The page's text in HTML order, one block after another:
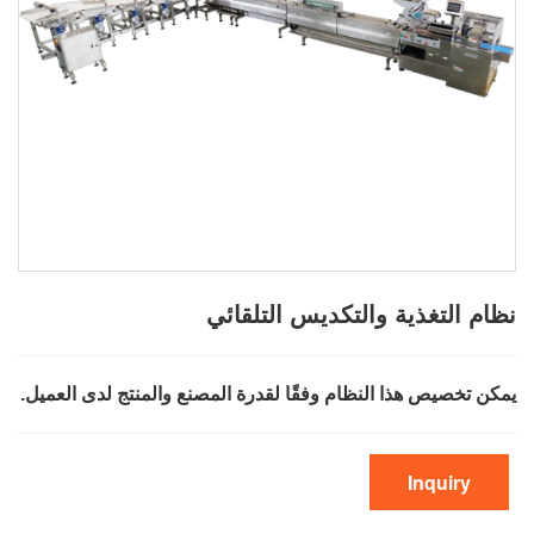
نظام التغذية والتكديس التلقائي
يمكن تخصيص هذا النظام وفقًا لقدرة المصنع والمنتج لدى العميل.
Inquiry